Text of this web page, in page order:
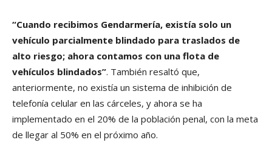
“Cuando recibimos Gendarmería, existía solo un
vehículo parcialmente blindado para traslados de
alto riesgo; ahora contamos con una flota de
vehículos blindados”. También resaltó que,
anteriormente, no existía un sistema de inhibición de
telefonía celular en las cárceles, y ahora se ha
implementado en el 20% de la población penal, con la meta
de llegar al 50% en el próximo año.